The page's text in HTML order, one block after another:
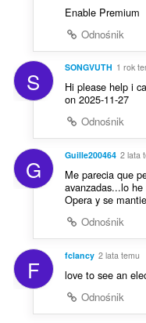
Enable Premium
Odnośnik
S SONGVUTH 1 rok
Hi please help i
on 2025-11-27
Odnośnik
G Guille200464 2 lata
Me parecia que
avanzadas...lo
Opera y se
Odnośnik
F fclancy 2 lata temu
love to see an
Odnośnik